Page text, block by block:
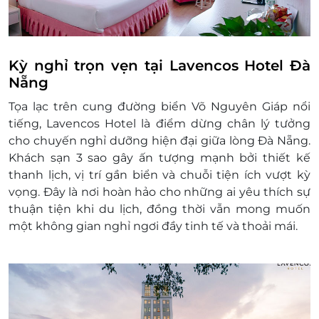
Tết Nguyên Đán (09/02 - 13/02): 5 đêm
Lễ 30/04 & 01/05: 2 đêm
Lễ Pháo Hoa: 31/5, 7/6, 14/6, 21/6, 28/6, 12/7
Thông tin liên hệ:
Văn phòng HCM: 028.6680 8757
Điều kiện khác:
Áp dụng 01 e-Voucher/e-Coupon cho 02
khách
Mỗi khách hàng có thể mua nhiều e-
Voucher/e-Coupon
e-Voucher/e-Coupon không có giá trị quy đổi
thành tiền mặt, không trả lại tiền thừa
trình khuyến mại khác
Kỳ nghỉ trọn vẹn tại Lavencos Hotel Đà
Nẵng
Tọa lạc trên cung đường biển Võ Nguyên Giáp nổi
tiếng, Lavencos Hotel là điểm dừng chân lý tưởng
cho chuyến nghỉ dưỡng hiện đại giữa lòng Đà Nẵng.
Khách sạn 3 sao gây ấn tượng mạnh bởi thiết kế
thanh lịch, vị trí gần biển và chuỗi tiện ích vượt kỳ
vọng. Đây là nơi hoàn hảo cho những ai yêu thích sự
thuận tiện khi du lịch, đồng thời vẫn mong muốn
một không gian nghỉ ngơi đầy tinh tế và thoải mái.